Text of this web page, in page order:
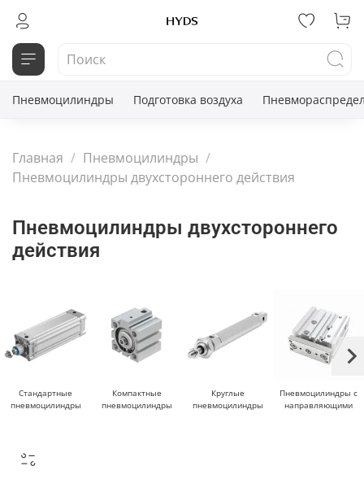
Пневмоцилиндры Подготовка воздуха
Главная
Пневмоцилиндры
Пневмоцилиндры двухстороннего действия
Пневмоцилиндры двухстороннего
действия
Стандартные
пневмоцилиндры
Компактные
пневмоцилиндры
Круглые
пневмоцилиндры
Пневмоцилиндры с
направляющими